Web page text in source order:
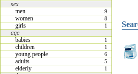
sex
men
9
women 8
girls 1
age
babies
1
children 1
young people 6
adults 5
elderly 1